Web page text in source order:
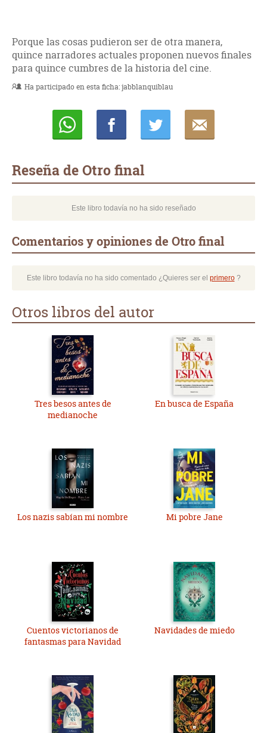
Porque las cosas pudieron ser de otra manera,
quince narradores actuales proponen nuevos finales
para quince cumbres de la historia del cine.
Ha participado en esta ficha:jabblanquiblau
Reseña de Otro final
Este libro todavía no ha sido reseñado
Comentarios y opiniones de Otro final
Este libro todavía no ha sido comentado ¿Quieres ser el primero?
Otros libros del autor
Tres besos antes de
medianoche
En busca de España
Los nazis sabían mi nombre Mi pobre Jane
Cuentos victorianos de
fantasmas para Navidad
Navidades de miedo